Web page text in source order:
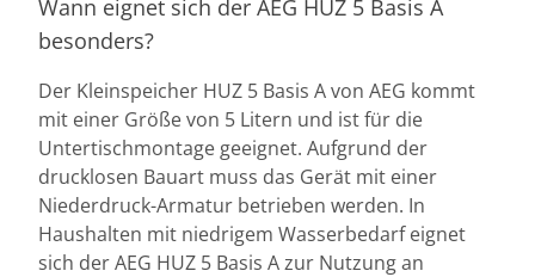
Wann eignet sich der AEG HUZ 5 Basis A
besonders?
Der Kleinspeicher HUZ 5 Basis A von AEG kommt
mit einer Größe von 5 Litern und ist für die
Untertischmontage geeignet. Aufgrund der
drucklosen Bauart muss das Gerät mit einer
Niederdruck-Armatur betrieben werden. In
Haushalten mit niedrigem Wasserbedarf eignet
sich der AEG HUZ 5 Basis A zur Nutzung an